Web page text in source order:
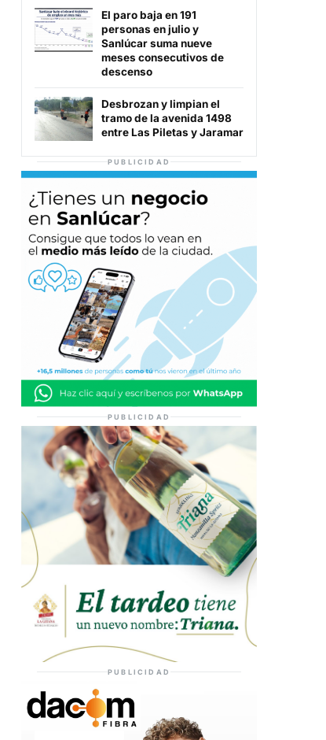
El paro baja en 191
personas en julio y
Sanlúcar suma nueve
meses consecutivos de
descenso
Desbrozan y limpian el
tramo de la avenida 1498
entre Las Piletas y Jaramar
PUBLICIDAD
PUBLICIDAD
PUBLICIDAD